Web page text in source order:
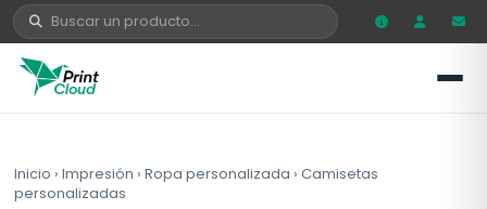
Inicio ›Impresión ›Ropa personalizada ›Camisetas
personalizadas